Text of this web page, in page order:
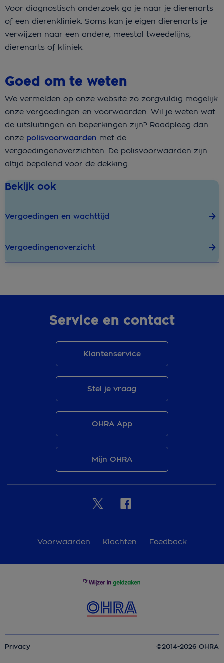
Voor diagnostisch onderzoek ga je naar je dierenarts
of een dierenkliniek. Soms kan je eigen dierenarts je
verwijzen naar een andere, meestal tweedelijns,
dierenarts of kliniek.
Goed om te weten
We vermelden op onze website zo zorgvuldig mogelijk
onze vergoedingen en voorwaarden. Wil je weten wat
de uitsluitingen en beperkingen zijn? Raadpleeg dan
onze polisvoorwaarden met de
vergoedingenoverzichten. De polisvoorwaarden zijn
altijd bepalend voor de dekking.
Bekijk ook
Vergoedingen en wachttijd
Vergoedingenoverzicht
Service en contact
Klantenservice
Stel je vraag
OHRA App
Mijn OHRA
Voorwaarden Klachten Feedback
Privacy ©2014-2026 OHRA